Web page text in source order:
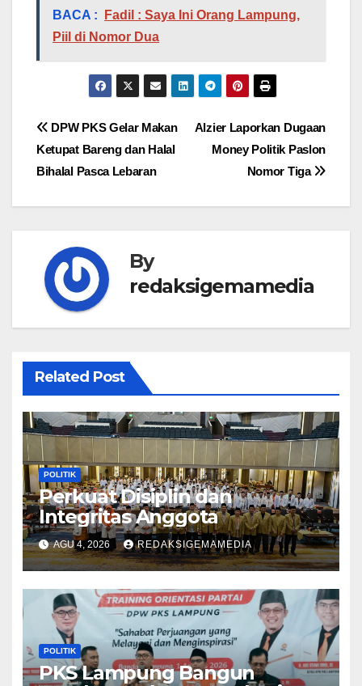
BACA :
Fadil : Saya Ini Orang Lampung,
Piil di Nomor Dua
Navigasi
pos
Alzier Laporkan Dugaan
Money Politik Paslon
Nomor Tiga
DPW PKS Gelar Makan
Ketupat Bareng dan Halal
Bihalal Pasca Lebaran
By
redaksigemamedia
Related Post
POLITIK
Perkuat Disiplin dan
Integritas Anggota
AGU 4, 2026 REDAKSIGEMAMEDIA
POLITIK
PKS Lampung Bangun